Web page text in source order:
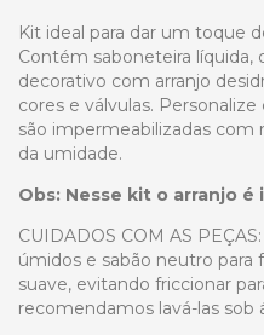
Kit ideal para dar um toque
Contém saboneteira líquida,
decorativo com arranjo
cores e válvulas.
são impermeabilizadas com
da umidade.
Obs: Nesse kit o arranjo é
CUIDADOS COM AS
úmidos e sabão neutro para
suave, evitando friccionar
recomendamos lavá-las sob